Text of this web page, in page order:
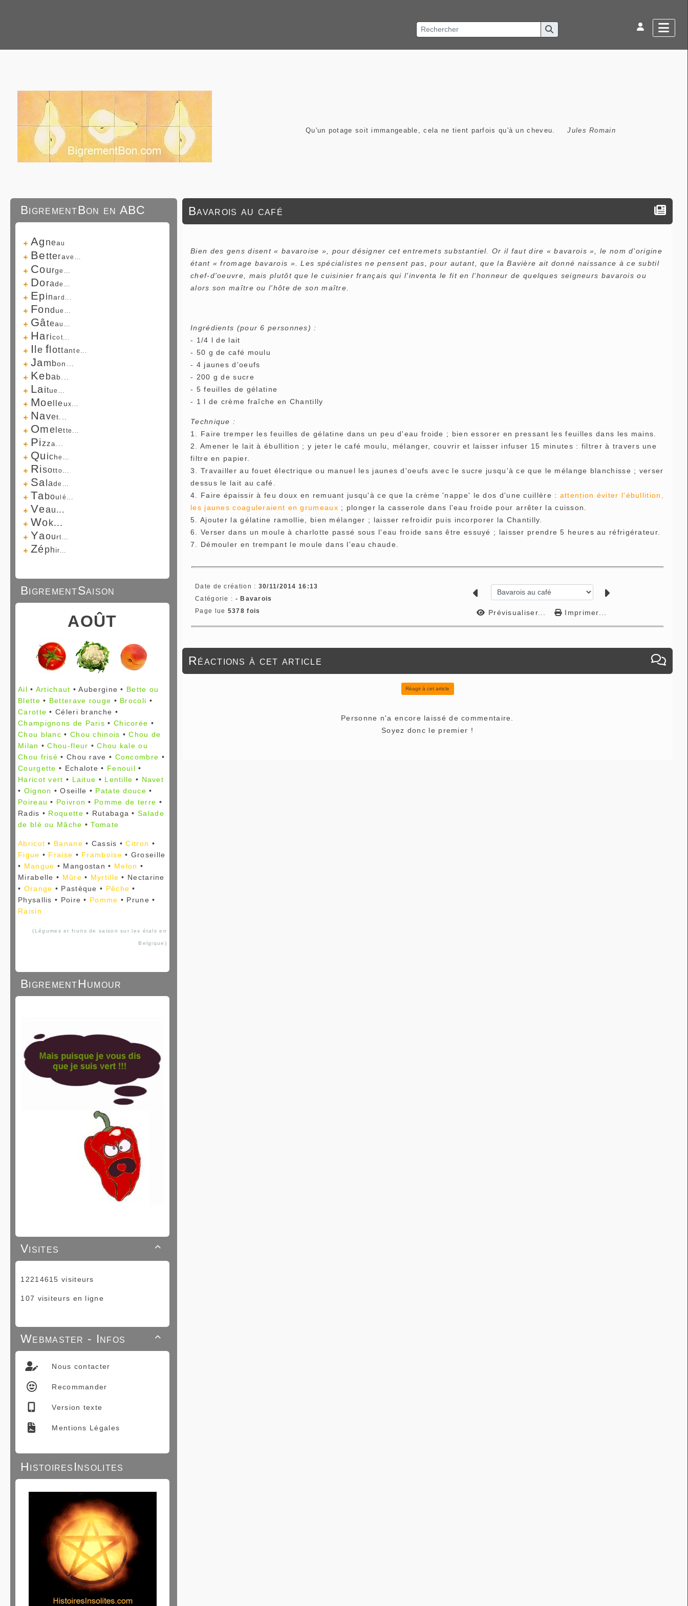
Qu'un potage soit immangeable, cela ne tient parfois qu'à un cheveu. Jules Romain
BigrementBon en ABC
Ag neau
Betterave...
Courge...
Dorade...
Epinard...
Fond ue...
Gâteau...
Haricot...
I e f ottante...
Jam bon...
Ke bab...
Laitue...
Moe leux...
Navet...
Ome lette...
Pi zza...
Qu iche...
Risotto...
Sa ade...
Ta bou é...
Veau...
Wo k...
Yaourt...
Zéphir...
BigrementSaison
AOÛT
Ail • Artichaut • Aubergine • Bette ou
Blette • Betterave rouge • Brocoli •
Carotte • Céleri branche •
Champignons de Paris • Chicorée •
Chou blanc • Chou chinois •Chou de
Milan •Chou-fleur •Chou kale ou
Chou frisé • Chou rave • Concombre •
Courgette • Echalote • Fenouil •
Haricot vert • Laitue • Lentille • Navet
• Oignon • Oseille • Patate douce •
Poireau • Poivron • Pomme de terre •
Radis • Roquette • Rutabaga •Salade
de blé ou Mâche •Tomate
Abricot • Banane • Cassis •Citron •
Figue • Fraise • Framboise • Groseille
• Mangue • Mangostan • Melon •
Mirabelle • Mûre • Myrtille • Nectarine
• Orange • Pastèque • Pêche •
Physallis • Poire • Pomme • Prune •
Raisin
(Légumes et fruits de saison sur les étals en
Belgique)
BigrementHumour

Visites
12214615 visiteurs
107 visiteurs en ligne

Webmaster - Infos
Nous contacter
Recommander
Version texte
Mentions Légales
HistoiresInsolites
Bavarois au café
Bien des gens disent « bavaroise », pour désigner cet entremets substantiel. Or il faut dire « bavarois », le nom d'origine
étant « fromage bavarois ». Les spécialistes ne pensent pas, pour autant, que la Bavière ait donné naissance à ce subtil
chef-d'oeuvre, mais plutôt que le cuisinier français qui l'inventa le fit en l'honneur de quelques seigneurs bavarois ou
alors son maître ou l'hôte de son maître.
Ingrédients (pour 6 personnes) :
- 1/4 l de lait
- 50 g de café moulu
- 4 jaunes d'oeufs
- 200 g de sucre
- 5 feuilles de gélatine
- 1 l de crème fraîche en Chantilly
Technique :
1. Faire tremper les feuilles de gélatine dans un peu d'eau froide ; bien essorer en pressant les feuilles dans les mains.
2. Amener le lait à ébullition ; y jeter le café moulu, mélanger, couvrir et laisser infuser 15 minutes : filtrer à travers une
filtre en papier.
3. Travailler au fouet électrique ou manuel les jaunes d'oeufs avec le sucre jusqu'à ce que le mélange blanchisse ; verser
dessus le lait au café.
4. Faire épaissir à feu doux en remuant jusqu'à ce que la crème 'nappe' le dos d'une cuillère : attention éviter l'ébullition,
les jaunes coaguleraient en grumeaux ; plonger la casserole dans l'eau froide pour arrêter la cuisson.
5. Ajouter la gélatine ramollie, bien mélanger ; laisser refroidir puis incorporer la Chantilly.
6. Verser dans un moule à charlotte passé sous l'eau froide sans être essuyé ; laisser prendre 5 heures au réfrigérateur.
7. Démouler en trempant le moule dans l'eau chaude.
Date de création : 30/11/2014 16:13
Catégorie : - Bavarois
Page lue 5378 fois Prévisualiser... Imprimer...
Réactions à cet article
Réagir à cet article
Personne n'a encore laissé de commentaire.
Soyez donc le premier !